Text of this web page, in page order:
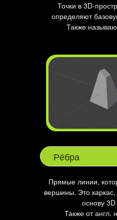
Точки в 3D-
определяют
Также
Рёбра
Прямые линии,
вершины. Это
основу
Также от англ.